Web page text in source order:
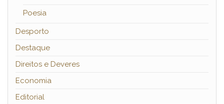
Poesia
Desporto
Destaque
Direitos e Deveres
Economia
Editorial